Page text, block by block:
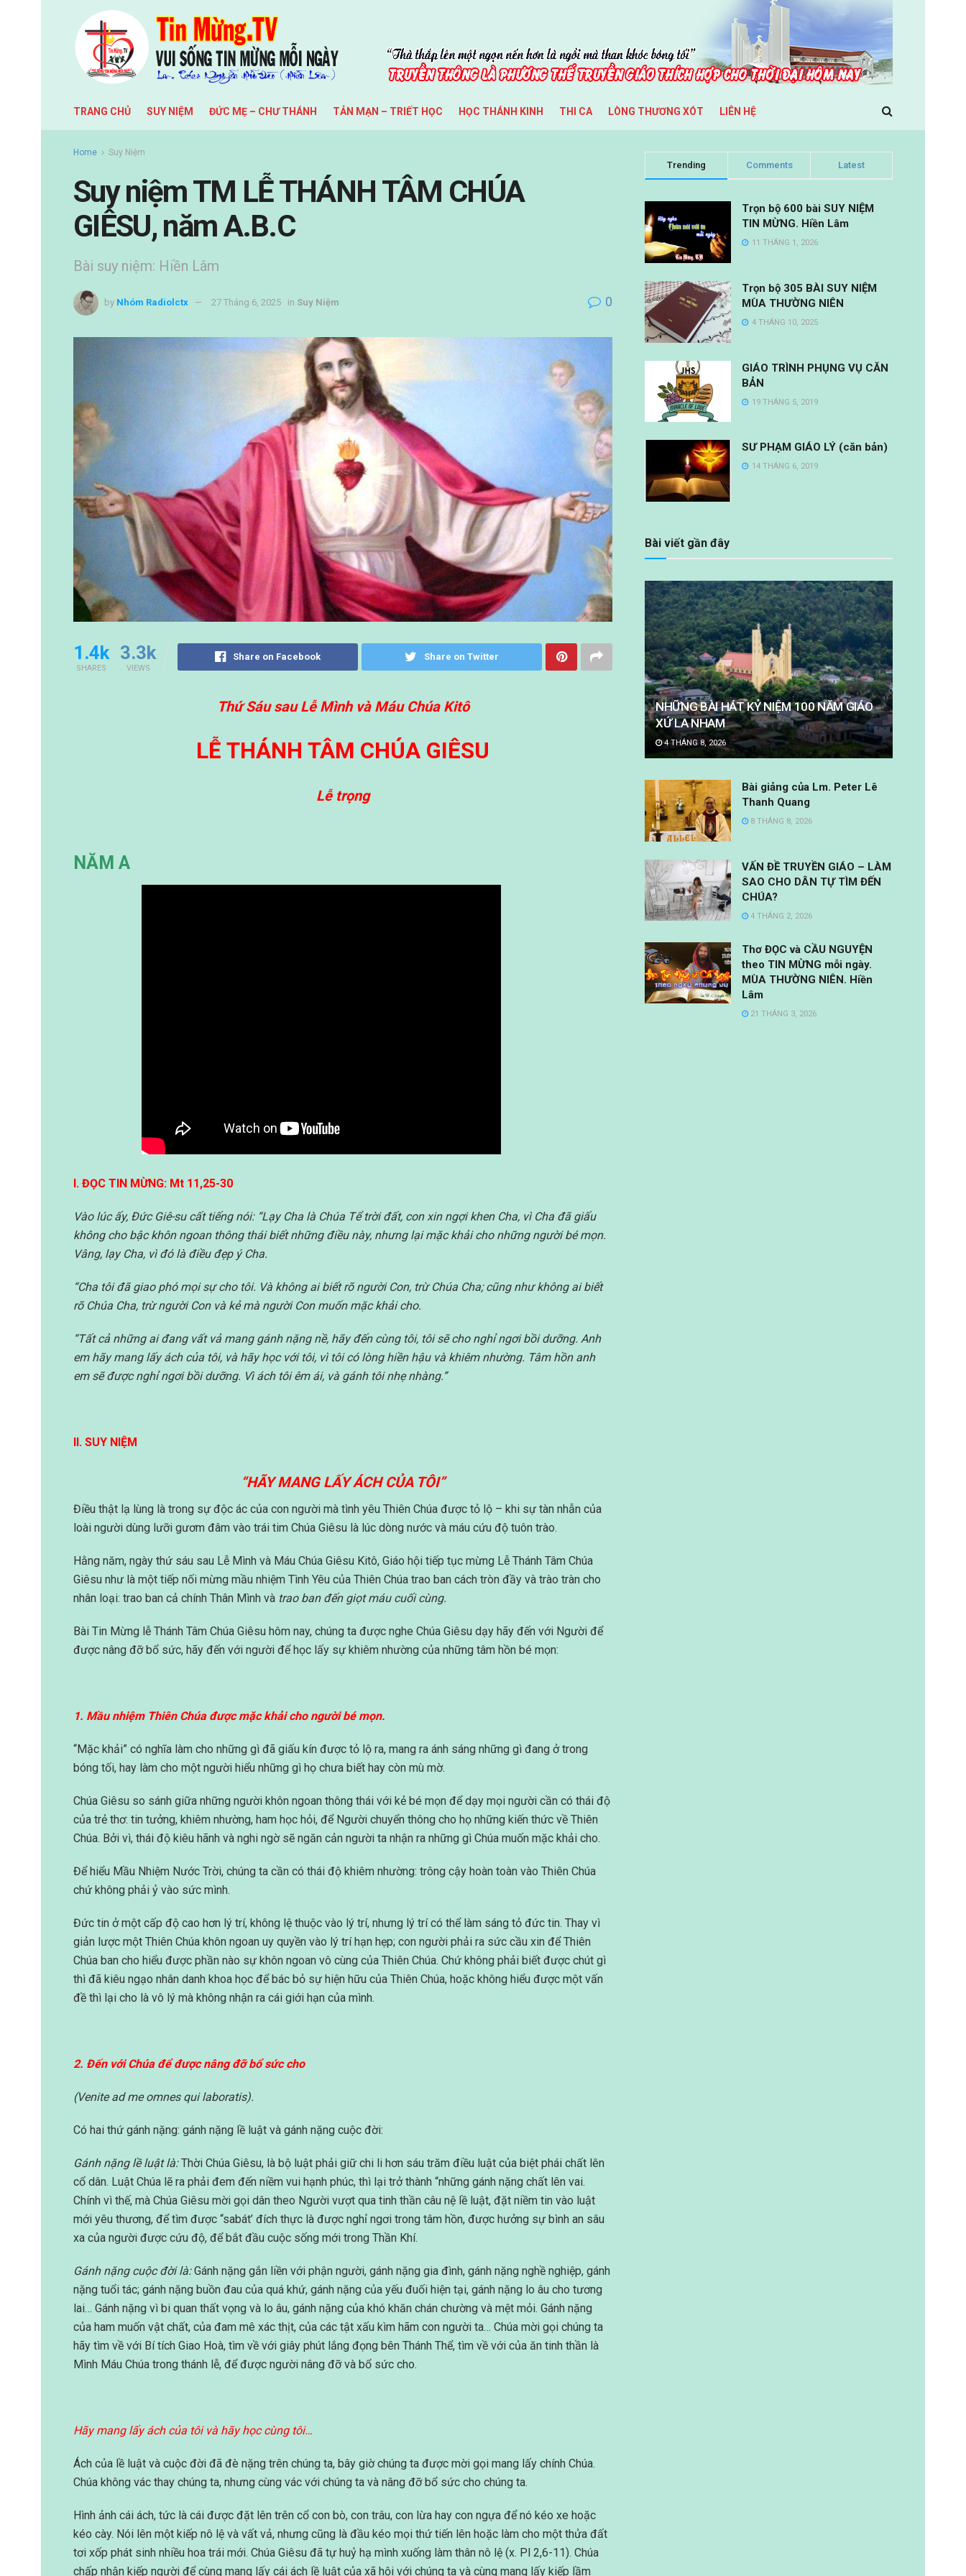
TRANG CHỦ SUY NIỆM ĐỨC MẸ – CHƯ THÁNH TẢN MẠN – TRIẾT HỌC HỌC THÁNH KINH THI CA LÒNG THƯƠNG XÓT LIÊN HỆ
Home Suy Niệm
Suy niệm TM LỄ THÁNH TÂM CHÚA
GIÊSU, năm A.B.C
Bài suy niệm: Hiền Lâm
by Nhóm Radiolctx 27 Tháng 6, 2025 in Suy Niệm 0
1.4k
SHARES
3.3k
VIEWS
Share on Facebook Share on Twitter
Thứ Sáu sau Lễ Mình và Máu Chúa Kitô
LỄ THÁNH TÂM CHÚA GIÊSU
Lễ trọng
NĂM A
I. ĐỌC TIN MỪNG: Mt 11,25-30
Vào lúc ấy, Đức Giê-su cất tiếng nói: “Lạy Cha là Chúa Tể trời đất, con xin ngợi khen Cha, vì Cha đã giấu
không cho bậc khôn ngoan thông thái biết những điều này, nhưng lại mặc khải cho những người bé mọn.
Vâng, lạy Cha, vì đó là điều đẹp ý Cha.
“Cha tôi đã giao phó mọi sự cho tôi. Và không ai biết rõ người Con, trừ Chúa Cha; cũng như không ai biết
rõ Chúa Cha, trừ người Con và kẻ mà người Con muốn mặc khải cho.
“Tất cả những ai đang vất vả mang gánh nặng nề, hãy đến cùng tôi, tôi sẽ cho nghỉ ngơi bồi dưỡng. Anh
em hãy mang lấy ách của tôi, và hãy học với tôi, vì tôi có lòng hiền hậu và khiêm nhường. Tâm hồn anh
em sẽ được nghỉ ngơi bồi dưỡng. Vì ách tôi êm ái, và gánh tôi nhẹ nhàng.”
II. SUY NIỆM
“HÃY MANG LẤY ÁCH CỦA TÔI”
Điều thật lạ lùng là trong sự độc ác của con người mà tình yêu Thiên Chúa được tỏ lộ – khi sự tàn nhẫn của
loài người dùng lưỡi gươm đâm vào trái tim Chúa Giêsu là lúc dòng nước và máu cứu độ tuôn trào.
Hằng năm, ngày thứ sáu sau Lễ Mình và Máu Chúa Giêsu Kitô, Giáo hội tiếp tục mừng Lễ Thánh Tâm Chúa
Giêsu như là một tiếp nối mừng mầu nhiệm Tình Yêu của Thiên Chúa trao ban cách tròn đầy và trào tràn cho
nhân loại: trao ban cả chính Thân Mình và trao ban đến giọt máu cuối cùng.
Bài Tin Mừng lễ Thánh Tâm Chúa Giêsu hôm nay, chúng ta được nghe Chúa Giêsu dạy hãy đến với Người để
được nâng đỡ bổ sức, hãy đến với người để học lấy sự khiêm nhường của những tâm hồn bé mọn:
1. Mầu nhiệm Thiên Chúa được mặc khải cho người bé mọn.
“Mặc khải” có nghĩa làm cho những gì đã giấu kín được tỏ lộ ra, mang ra ánh sáng những gì đang ở trong
bóng tối, hay làm cho một người hiểu những gì họ chưa biết hay còn mù mờ.
Chúa Giêsu so sánh giữa những người khôn ngoan thông thái với kẻ bé mọn để dạy mọi người cần có thái độ
của trẻ thơ: tin tưởng, khiêm nhường, ham học hỏi, để Người chuyển thông cho họ những kiến thức về Thiên
Chúa. Bởi vì, thái độ kiêu hãnh và nghi ngờ sẽ ngăn cản người ta nhận ra những gì Chúa muốn mặc khải cho.
Để hiểu Mầu Nhiệm Nước Trời, chúng ta cần có thái độ khiêm nhường: trông cậy hoàn toàn vào Thiên Chúa
chứ không phải ỷ vào sức mình.
Đức tin ở một cấp độ cao hơn lý trí, không lệ thuộc vào lý trí, nhưng lý trí có thể làm sáng tỏ đức tin. Thay vì
giản lược một Thiên Chúa khôn ngoan uy quyền vào lý trí hạn hẹp; con người phải ra sức cầu xin để Thiên
Chúa ban cho hiểu được phần nào sự khôn ngoan vô cùng của Thiên Chúa. Chứ không phải biết được chút gì
thì đã kiêu ngạo nhân danh khoa học để bác bỏ sự hiện hữu của Thiên Chúa, hoặc không hiểu được một vấn
đề thì lại cho là vô lý mà không nhận ra cái giới hạn của mình.
2. Đến với Chúa để được nâng đỡ bổ sức cho
(Venite ad me omnes qui laboratis).
Có hai thứ gánh nặng: gánh nặng lề luật và gánh nặng cuộc đời:
Gánh nặng lề luật là:Thời Chúa Giêsu, là bộ luật phải giữ chi li hơn sáu trăm điều luật của biệt phái chất lên
cổ dân. Luật Chúa lẽ ra phải đem đến niềm vui hạnh phúc, thì lại trở thành “những gánh nặng chất lên vai.
Chính vì thế, mà Chúa Giêsu mời gọi dân theo Người vượt qua tinh thần câu nệ lề luật, đặt niềm tin vào luật
mới yêu thương, để tìm được “sabát’ đích thực là được nghỉ ngơi trong tâm hồn, được hưởng sự bình an sâu
xa của người được cứu độ, để bắt đầu cuộc sống mới trong Thần Khí.
Gánh nặng cuộc đời là:Gánh nặng gắn liền với phận người, gánh nặng gia đình, gánh nặng nghề nghiệp, gánh
nặng tuổi tác; gánh nặng buồn đau của quá khứ, gánh nặng của yếu đuối hiện tại, gánh nặng lo âu cho tương
lai… Gánh nặng vì bi quan thất vọng và lo âu, gánh nặng của khó khăn chán chường và mệt mỏi. Gánh nặng
của ham muốn vật chất, của đam mê xác thịt, của các tật xấu kìm hãm con người ta… Chúa mời gọi chúng ta
hãy tìm về với Bí tích Giao Hoà, tìm về với giây phút lắng đọng bên Thánh Thể, tìm về với của ăn tinh thần là
Mình Máu Chúa trong thánh lễ, để được người nâng đỡ và bổ sức cho.
Hãy mang lấy ách của tôi và hãy học cùng tôi…
Ách của lề luật và cuộc đời đã đè nặng trên chúng ta, bây giờ chúng ta được mời gọi mang lấy chính Chúa.
Chúa không vác thay chúng ta, nhưng cùng vác với chúng ta và nâng đỡ bổ sức cho chúng ta.
Hình ảnh cái ách, tức là cái được đặt lên trên cổ con bò, con trâu, con lừa hay con ngựa để nó kéo xe hoặc
kéo cày. Nói lên một kiếp nô lệ và vất vả, nhưng cũng là đầu kéo mọi thứ tiến lên hoặc làm cho một thửa đất
tơi xốp phát sinh nhiều hoa trái mới. Chúa Giêsu đã tự huỷ hạ mình xuống làm thân nô lệ (x. Pl 2,6-11). Chúa
chấp nhận kiếp người để cùng mang lấy cái ách lề luật của xã hội với chúng ta và cùng mang lấy kiếp lầm
Trending Comments Latest
Trọn bộ 600 bài SUY NIỆM
TIN MỪNG. Hiền Lâm
11 THÁNG 1, 2026
Trọn bộ 305 BÀI SUY NIỆM
MÙA THƯỜNG NIÊN
4 THÁNG 10, 2025
GIÁO TRÌNH PHỤNG VỤ CĂN
BẢN
19 THÁNG 5, 2019
SƯ PHẠM GIÁO LÝ (căn bản)
14 THÁNG 6, 2019
Bài viết gần đây
NHỮNG BÀI HÁT KỶ NIỆM 100 NĂM GIÁO
XỨ LA NHAM
4 THÁNG 8, 2026
Bài giảng của Lm. Peter Lê
Thanh Quang
8 THÁNG 8, 2026
VẤN ĐỀ TRUYỀN GIÁO – LÀM
SAO CHO DÂN TỰ TÌM ĐẾN
CHÚA?
4 THÁNG 2, 2026
Thơ ĐỌC và CẦU NGUYỆN
theo TIN MỪNG mỗi ngày.
MÙA THƯỜNG NIÊN. Hiền
Lâm
21 THÁNG 3, 2026